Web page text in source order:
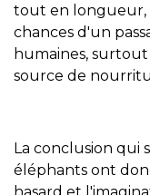
tout en longueur,
chances d'un
humaines,
source de
La conclusion qui
éléphants ont